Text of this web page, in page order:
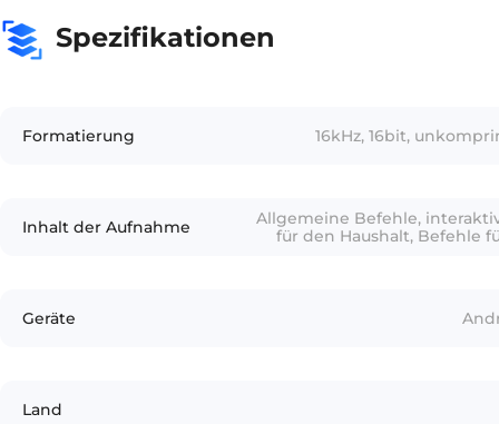
Spezifikationen
Formatierung 16kHz, 16bit,
Inhalt der Aufnahme
Allgemeine Befehle,
für den Haushalt, Befehle
Geräte
Land